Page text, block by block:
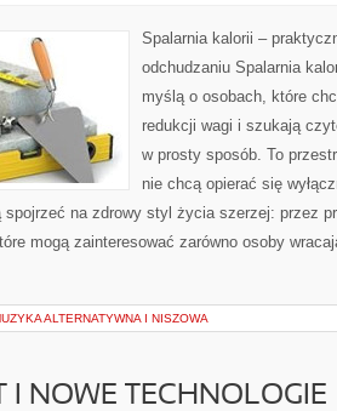
Spalarnia kalorii –
odchudzaniu Spalarnia
myślą o osobach, które
redukcji wagi i szukają
w prosty sposób. To
nie chcą opierać się
spojrzeć na zdrowy styl życia szerzej: przez
mogą zainteresować zarówno osoby
ALTERNATYWNA I NISZOWA
I NOWE TECHNOLOGIE